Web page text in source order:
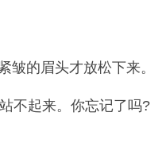
皱的眉头才放松下来。
不起来。你忘记了吗?